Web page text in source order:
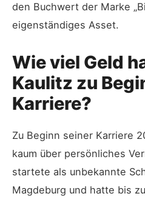
den Buchwert der Marke
eigenständiges Asset.
Wie viel Geld
Kaulitz zu
Karriere?
Zu Beginn seiner Karriere
kaum über persönliches
startete als unbekannte
Magdeburg und hatte bis